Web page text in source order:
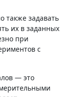
также задавать
их в заданных
при
с
— это